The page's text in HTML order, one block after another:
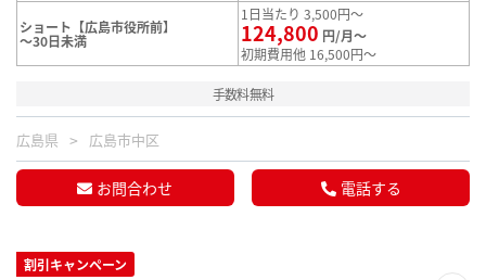
ショート【広島市役所前】
～30日未満
1日当たり 3,500円～
124,800 円/月～
初期費用他 16,500円～
手数料無料
広島県 広島市中区
お問合わせ 電話する
割引キャンペーン